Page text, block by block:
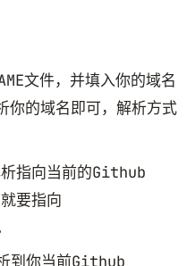
文件，并填入你的域名
你的域名即可，解析方式
析指向当前的Github
要指向
到你当前Github